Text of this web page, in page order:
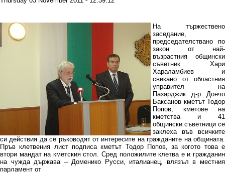
На тържествено
заседание,
председателствано по
закон от най-
възрастния общински
съветник Хари
Хараламбиев и
свикано от областния
управител на
Пазарджик д-р Дончо
Баксанов кметът Тодор
Попов, кметове на
кметства и 41
общински съветници се
заклеха във всичките
си действия да се ръководят от интересите на гражданите на общината.
Пръв клетвения лист подписа кметът Тодор Попов, за когото това е
втори мандат на кметския стол. Сред положилите клетва е и гражданин
на чужда държава – Доменико Русси, италианец, влязъл в местния
парламент от